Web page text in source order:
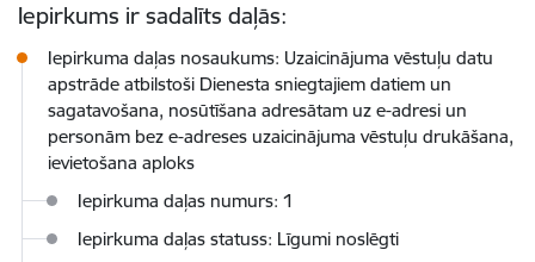
Iepirkums ir sadalīts daļās:
Iepirkuma daļas nosaukums: Uzaicinājuma vēstuļu datu
apstrāde atbilstoši Dienesta sniegtajiem datiem un
sagatavošana, nosūtīšana adresātam uz e-adresi un
personām bez e-adreses uzaicinājuma vēstuļu drukāšana,
ievietošana aploks
Iepirkuma daļas numurs: 1
Iepirkuma daļas statuss: Līgumi noslēgti